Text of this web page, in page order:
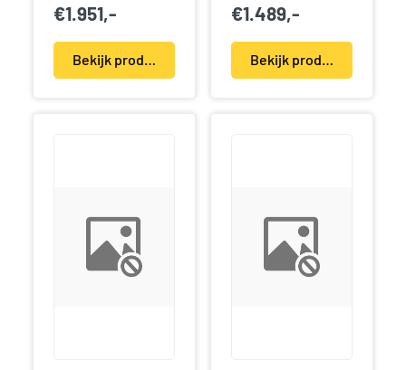
€1.951,-
Bekijk product(en)
€1.489,-
Bekijk product(en)